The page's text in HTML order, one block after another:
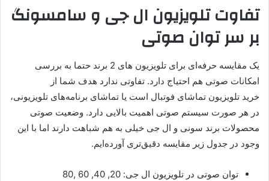
تفاوت تلویزیون ال جی و سامسونگ
بر سر توان صوتی
یک مقایسه حرفه‌ای برای تلویزیون های 2 برند حتما به بررسی
امکانات صوتی هم احتیاج دارد. تفاوتی ندارد هدف شما از
خرید تلویزیون تماشای فوتبال است یا تماشای برنامه‌های تلویزیونی،
در هر صورت سیستم صوتی اهمیت بالایی دارد. وضعیت صوتی
محصولات برند سونی و ال جی خیلی به هم شباهت دارند اما با این
وجود در جدول زیر مقایسه دقیق‌تری آورده‌ایم.
توان صوتی در تلویزیون ال جی: 20, 40, 60 ,80